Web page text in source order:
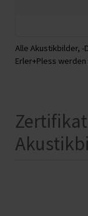
Alle Akustikbilder, -
Erler+Pless